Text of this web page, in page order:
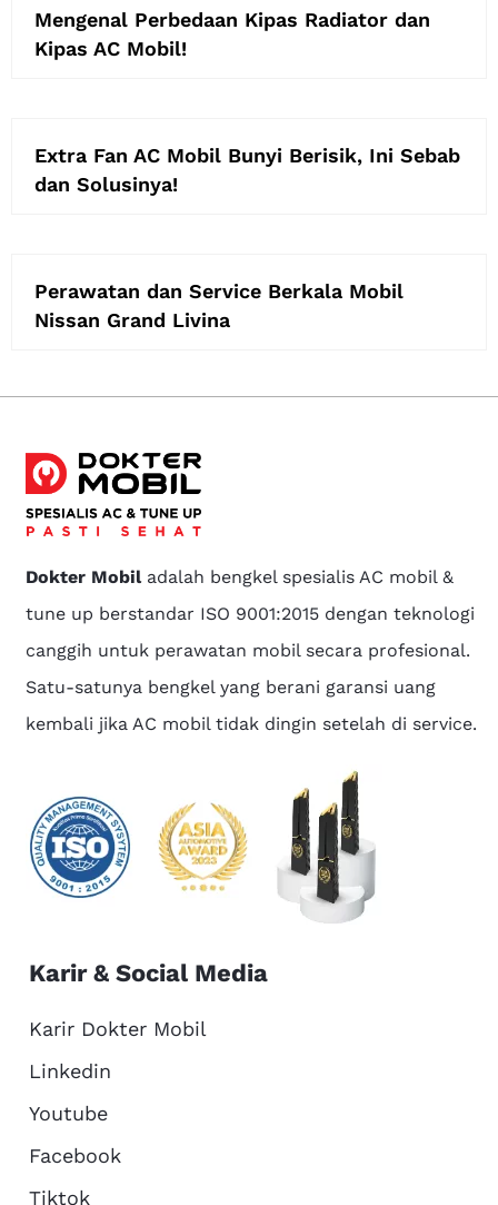
Mengenal Perbedaan Kipas Radiator dan
Kipas AC Mobil!
Extra Fan AC Mobil Bunyi Berisik, Ini Sebab
dan Solusinya!
Perawatan dan Service Berkala Mobil
Nissan Grand Livina
Dokter Mobiladalah bengkel spesialis AC mobil &
tune up berstandar ISO 9001:2015 dengan teknologi
canggih untuk perawatan mobil secara profesional.
Satu-satunya bengkel yang berani garansi uang
kembali jika AC mobil tidak dingin setelah di service.
Karir & Social Media
Karir Dokter Mobil
Linkedin
Youtube
Facebook
Tiktok